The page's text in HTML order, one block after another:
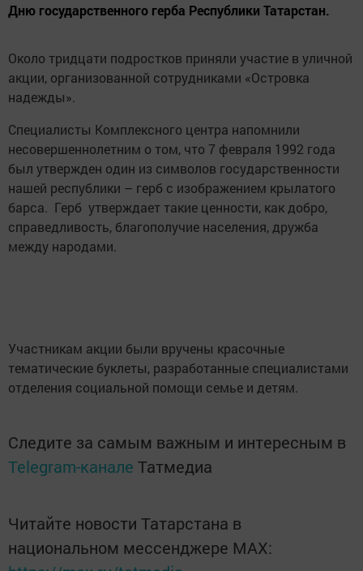
Дню государственного герба Республики Татарстан.
Около тридцати подростков приняли участие в уличной
акции, организованной сотрудниками «Островка
надежды».
Специалисты Комплексного центра напомнили
несовершеннолетним о том, что 7 февраля 1992 года
был утвержден один из символов государственности
нашей республики – герб с изображением крылатого
барса. Герб утверждает такие ценности, как добро,
справедливость, благополучие населения, дружба
между народами.
Участникам акции были вручены красочные
тематические буклеты, разработанные специалистами
отделения социальной помощи семье и детям.
Следите за самым важным и интересным в
Telegram-канале Татмедиа
Читайте новости Татарстана в
национальном мессенджере MАХ: